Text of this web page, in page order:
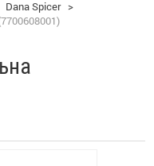
Dana Spicer >